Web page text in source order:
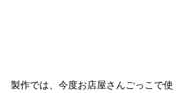
製作では、今度お店屋さんごっこで使